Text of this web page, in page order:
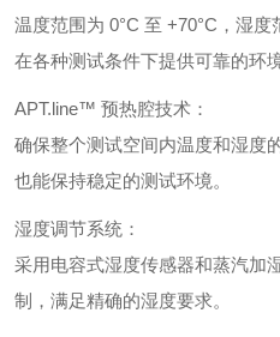
温度范围为 0°C 至 +70°C，湿
在各种测试条件下提供可靠的环
APT.line™ 预热腔技术：
确保整个测试空间内温度和湿度
也能保持稳定的测试环境。
湿度调节系统：
采用电容式湿度传感器和蒸汽加
制，满足精确的湿度要求。